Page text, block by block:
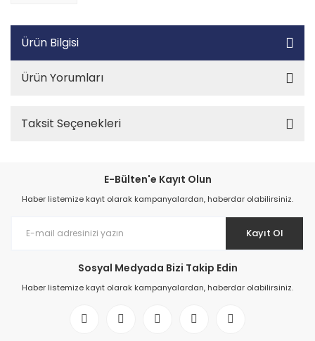
Ürün Bilgisi
Ürün Yorumları
Taksit Seçenekleri
E-Bülten'e Kayıt Olun
Haber listemize kayıt olarak kampanyalardan, haberdar olabilirsiniz.
Kayıt Ol
Sosyal Medyada Bizi Takip Edin
Haber listemize kayıt olarak kampanyalardan, haberdar olabilirsiniz.